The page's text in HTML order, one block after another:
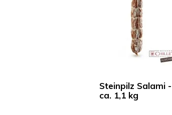
Steinpilz Salami -
ca. 1,1 kg